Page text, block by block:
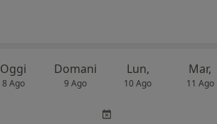
Oggi
8 Ago
Domani
9 Ago
Lun,
10 Ago
Mar,
11 Ago